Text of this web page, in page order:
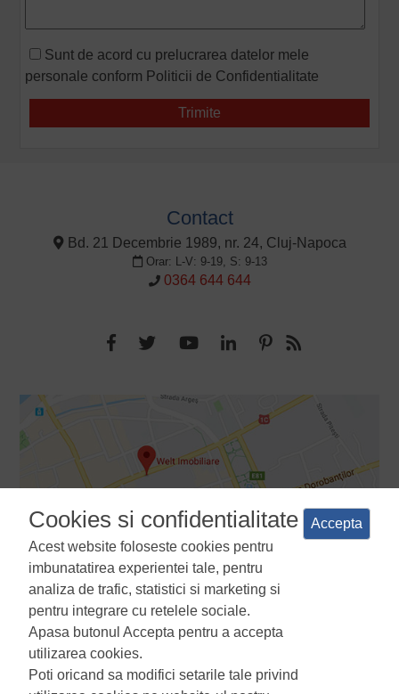
Sunt de acord cu prelucrarea datelor mele
personale conform Politicii de Confidentialitate
Contact
Bd. 21 Decembrie 1989, nr. 24, Cluj-Napoca
Orar: L-V: 9-19, S: 9-13
0364 644 644
Termeni si conditii Politica de confidentialitate
utilizare a cookie-urilor
Cookies si confidentialitate
Acest website foloseste cookies pentru
imbunatatirea experientei tale, pentru
analiza de trafic, statistici si marketing si
pentru integrare cu retelele sociale.
Apasa butonul Accepta pentru a accepta
utilizarea cookies.
Poti oricand sa modifici setarile tale privind
Accepta